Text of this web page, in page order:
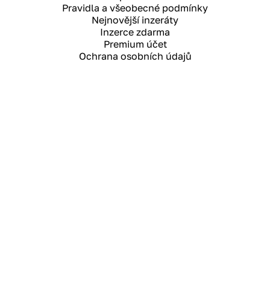
Pravidla a všeobecné podmínky
Nejnovější inzeráty
Inzerce zdarma
Premium účet
Ochrana osobních údajů